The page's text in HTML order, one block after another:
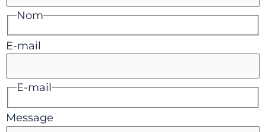
Nom
E-mail
E-mail
Message